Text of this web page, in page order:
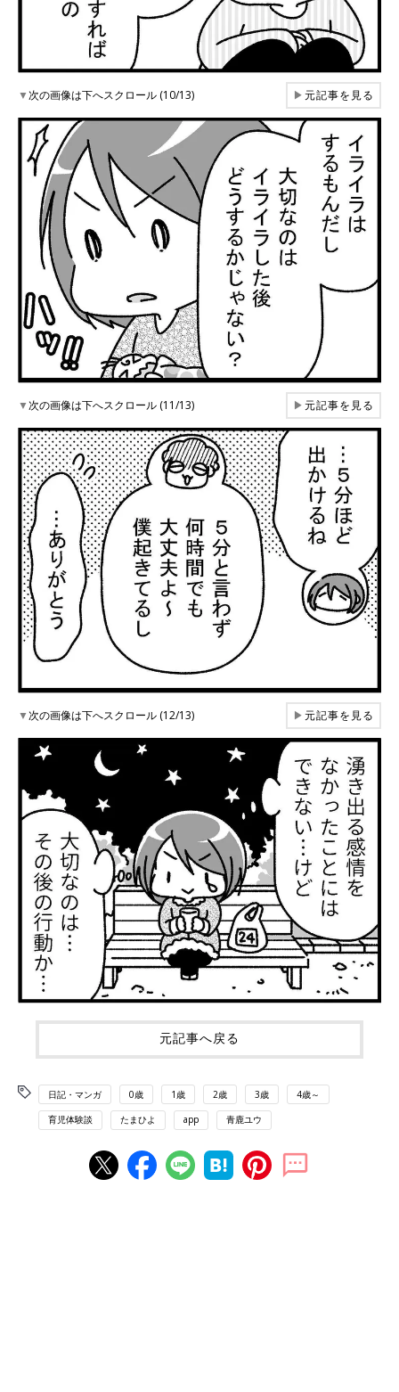
▼次の画像は下へスクロール (10/13) ▶元記事を見る
▼次の画像は下へスクロール (11/13) ▶元記事を見る
▼次の画像は下へスクロール (12/13) ▶元記事を見る
元記事へ戻る
日記・マンガ 0歳 1歳 2歳 3歳 4歳～
育児体験談 たまひよ app 青鹿ユウ